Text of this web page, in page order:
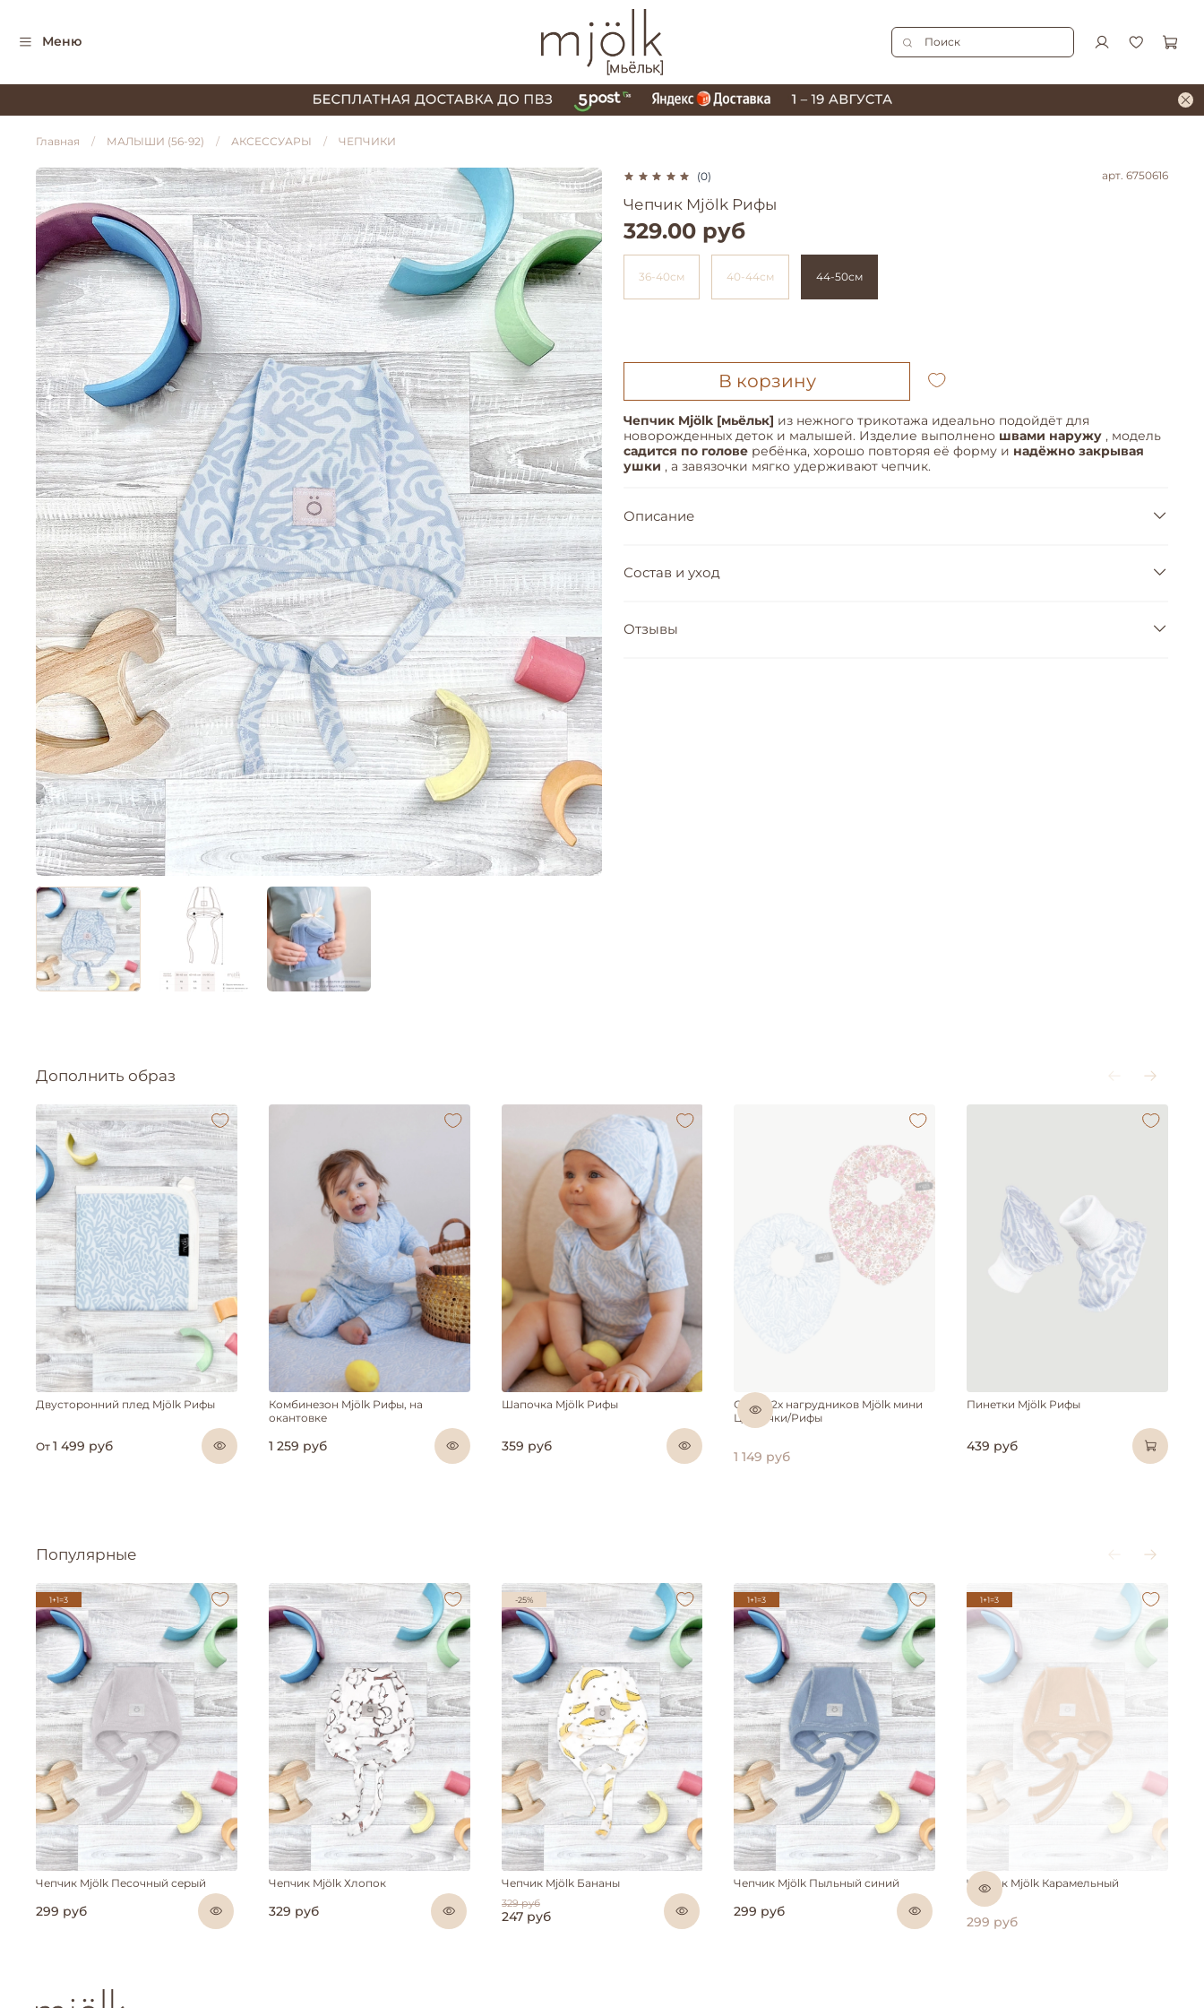
Меню
Главная МАЛЫШИ (56-92) АКСЕССУАРЫ ЧЕПЧИКИ
(0) арт. 6750616
Чепчик Mjölk Рифы
329.00 руб
В корзину
36-40см 40-44см 44-50см
Чепчик Mjölk [мьёльк] из нежного трикотажа идеально подойдёт для
новорожденных деток и малышей. Изделие выполнено швами наружу , модель
садится по голове ребёнка, хорошо повторяя её форму и надёжно закрывая
ушки , а завязочки мягко удерживают чепчик.
Описание
Состав и уход
Отзывы
Дополнить образ
Двусторонний плед Mjölk Рифы
От 1 499 руб
Комбинезон Mjölk Рифы, на
окантовке
1 259 руб
Шапочка Mjölk Рифы
359 руб
Нет в наличии
Сет из 2х нагрудников Mjölk мини
Цветочки/Рифы
1 149 руб
Пинетки Mjölk Рифы
439 руб
Популярные
1+1=3
Чепчик Mjölk Песочный серый
299 руб
Чепчик Mjölk Хлопок
329 руб
-25%
Чепчик Mjölk Бананы
329 руб
247 руб
1+1=3
Чепчик Mjölk Пыльный синий
299 руб
1+1=3
Чепчик Mjölk Карамельный
299 руб